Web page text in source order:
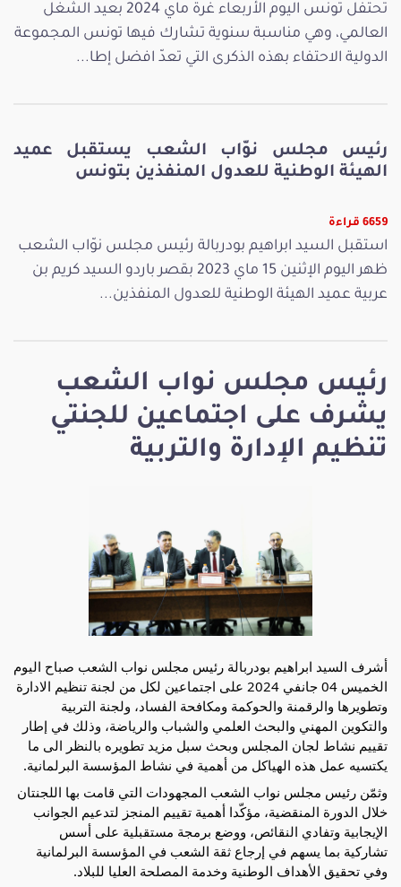
رئيس مجلس نواب الشعب
يشرف على اجتماعين للجنتي
تنظيم الإدارة والتربية
أشرف السيد ابراهيم بودربالة رئيس مجلس نواب الشعب صباح اليوم
الخميس 04 جانفي 2024 على اجتماعين لكل من لجنة تنظيم الادارة
وتطويرها والرقمنة والحوكمة ومكافحة الفساد، ولجنة التربية
والتكوين المهني والبحث العلمي والشباب والرياضة، وذلك في إطار
تقييم نشاط لجان المجلس وبحث سبل مزيد تطويره بالنظر الى ما
يكتسيه عمل هذه الهياكل من أهمية في نشاط المؤسسة البرلمانية.
وثمّن رئيس مجلس نواب الشعب المجهودات التي قامت بها اللجنتان
خلال الدورة المنقضية، مؤكّدا أهمية تقييم المنجز لتدعيم الجوانب
الإيجابية وتفادي النقائص، ووضع برمجة مستقبلية على أسس
تشاركية بما يسهم في إرجاع ثقة الشعب في المؤسسة البرلمانية
وفي تحقيق الأهداف الوطنية وخدمة المصلحة العليا للبلاد.
تحتفل تونس اليوم الأربعاء غرة ماي 2024 بعيد الشغل
العالمي، وهي مناسبة سنوية تشارك فيها تونس المجموعة
الدولية الاحتفاء بهذه الذكرى التي تعدّ افضل إطا...
رئيس مجلس نوّاب الشعب يستقبل عميد
الهيئة الوطنية للعدول المنفذين بتونس
6659 قراءة
استقبل السيد ابراهيم بودربالة رئيس مجلس نوّاب الشعب
ظهر اليوم الإثنين 15 ماي 2023 بقصر باردو السيد كريم بن
عربية عميد الهيئة الوطنية للعدول المنفذين...